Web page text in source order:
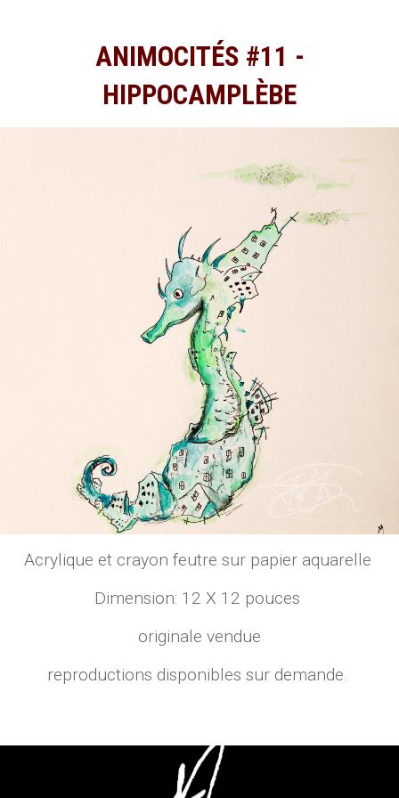
ANIMOCITÉS #11 -
HIPPOCAMPLÈBE
Acrylique et crayon feutre sur papier aquarelle
Dimension: 12 X 12 pouces
originale vendue
reproductions disponibles sur demande.